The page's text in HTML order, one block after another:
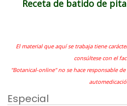
Receta de batido de
El material que aquí se trabaja tiene
consúltese con el
"Botanical-online" no se hace responsable
Especial